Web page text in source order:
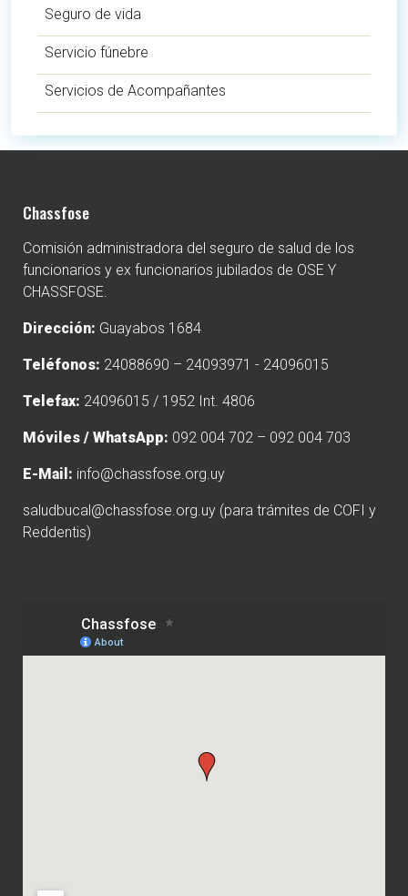
Seguro de vida
Servicio fúnebre
Servicios de Acompañantes
Chassfose
Comisión administradora del seguro de salud de los
funcionarios y ex funcionarios jubilados de OSE Y
CHASSFOSE.
Dirección: Guayabos 1684
Teléfonos: 24088690 – 24093971 - 24096015
Telefax: 24096015 / 1952 Int. 4806
Móviles / WhatsApp: 092 004 702 – 092 004 703
E-Mail: info@chassfose.org.uy
saludbucal@chassfose.org.uy(para trámites de COFI y
Reddentis)